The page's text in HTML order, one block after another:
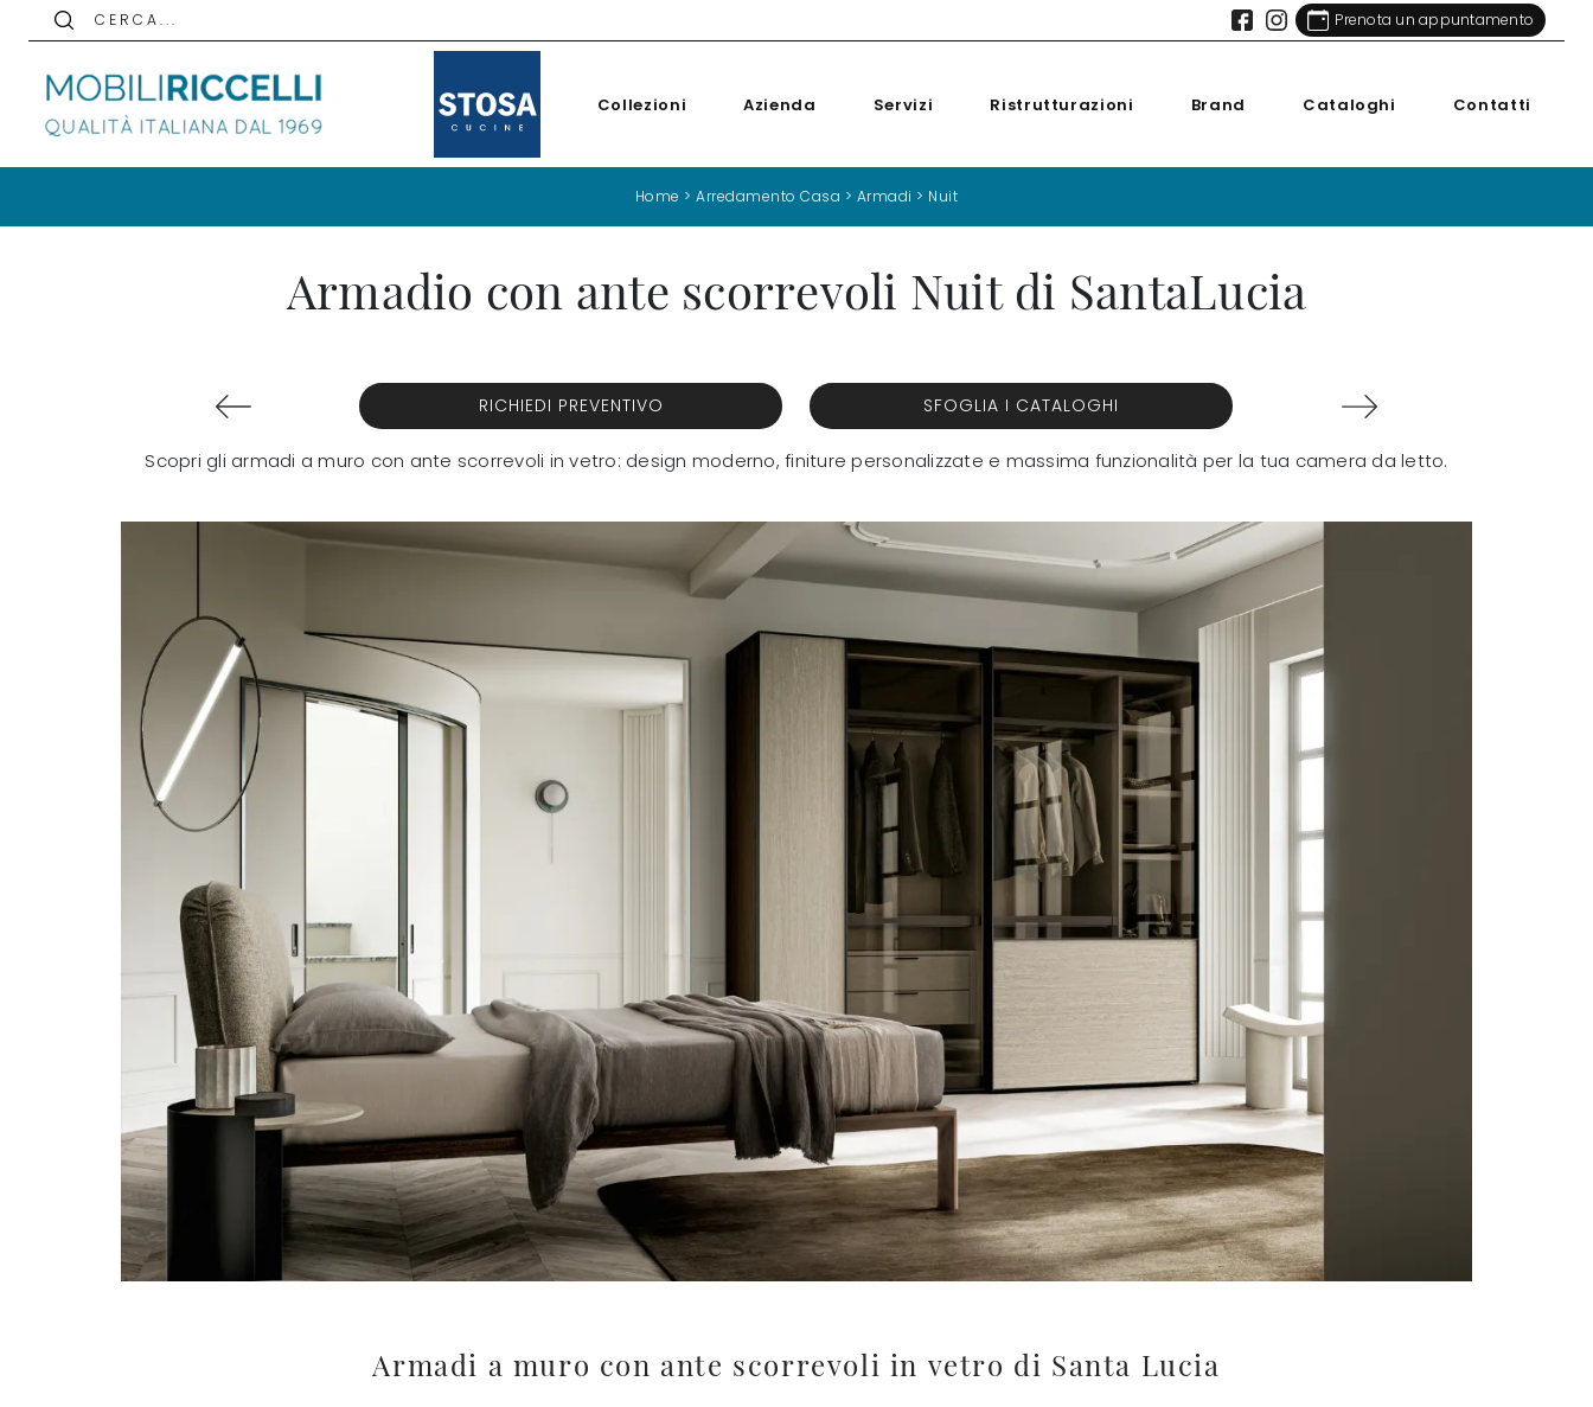
C E R C A . . . Prenota un appuntamento
Collezioni Azienda Servizi Ristrutturazioni Brand Cataloghi Contatti
Home >Arredamento Casa > Armadi > Nuit
Armadio con ante scorrevoli Nuit di SantaLucia
RICHIEDI PREVENTIVO SFOGLIA I CATALOGHI
Scopri gli armadi a muro con ante scorrevoli in vetro: design moderno, finiture personalizzate e massima funzionalità per la tua camera da letto.
Armadi a muro con ante scorrevoli in vetro di Santa Lucia